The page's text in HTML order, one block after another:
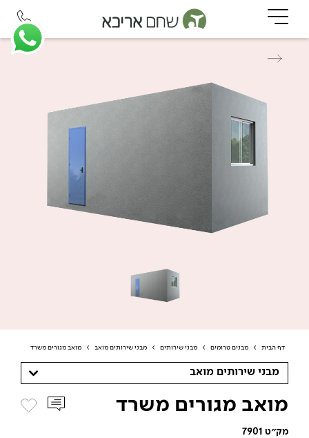
דף הבית > מבנים טרומים > מבני שירותים > מבני שירותים מואב > מואב מגורים משרד
מבני שירותים מואב
מואב מגורים משרד
מק״ט 7901